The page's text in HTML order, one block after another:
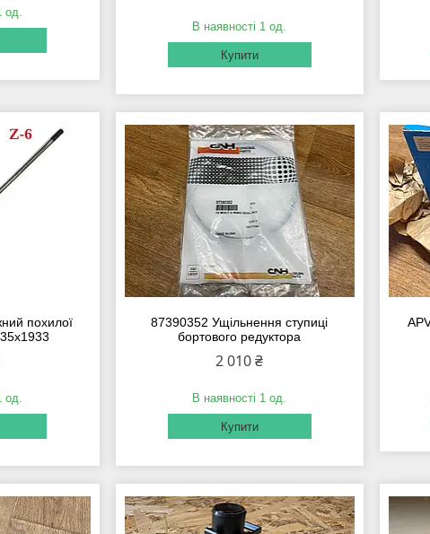
од.
В наявності 1 од.
Купити
похилої
од.
87390352 Ущільнення ступиці
бортового редуктора
2 010 ₴
В наявності 1 од.
Купити